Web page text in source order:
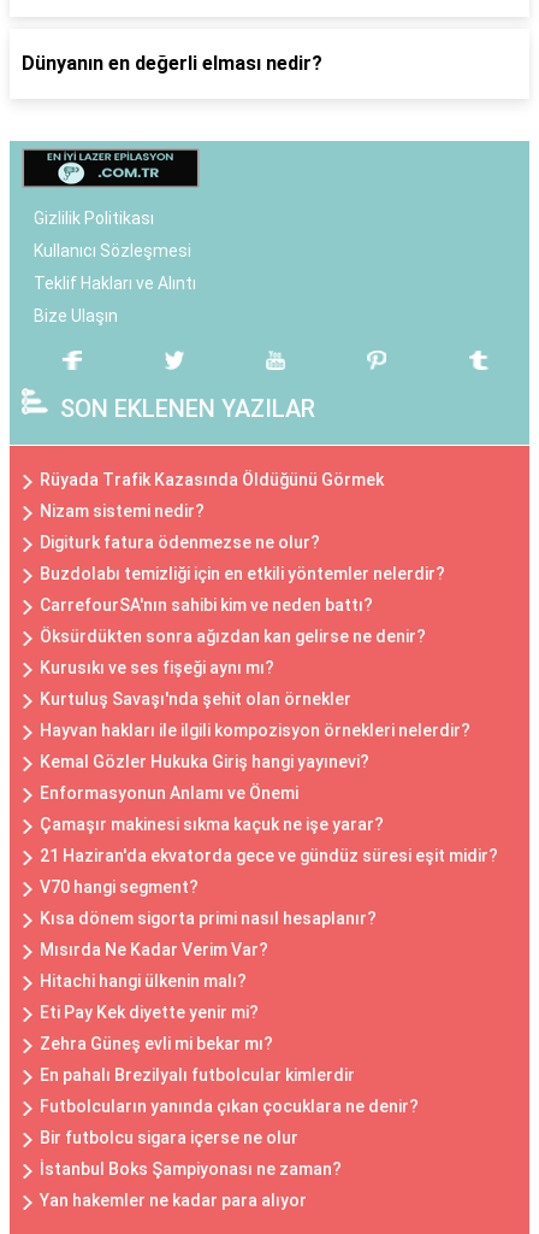
Dünyanın en değerli elması nedir?
Gizlilik Politikası
Kullanıcı Sözleşmesi
Teklif Hakları ve Alıntı
Bize Ulaşın
SON EKLENEN YAZILAR
Rüyada Trafik Kazasında Öldüğünü Görmek
Nizam sistemi nedir?
Digiturk fatura ödenmezse ne olur?
Buzdolabı temizliği için en etkili yöntemler nelerdir?
CarrefourSA'nın sahibi kim ve neden battı?
Öksürdükten sonra ağızdan kan gelirse ne denir?
Kurusıkı ve ses fişeği aynı mı?
Kurtuluş Savaşı'nda şehit olan örnekler
Hayvan hakları ile ilgili kompozisyon örnekleri nelerdir?
Kemal Gözler Hukuka Giriş hangi yayınevi?
Enformasyonun Anlamı ve Önemi
Çamaşır makinesi sıkma kaçuk ne işe yarar?
21 Haziran'da ekvatorda gece ve gündüz süresi eşit midir?
V70 hangi segment?
Kısa dönem sigorta primi nasıl hesaplanır?
Mısırda Ne Kadar Verim Var?
Hitachi hangi ülkenin malı?
Eti Pay Kek diyette yenir mi?
Zehra Güneş evli mi bekar mı?
En pahalı Brezilyalı futbolcular kimlerdir
Futbolcuların yanında çıkan çocuklara ne denir?
Bir futbolcu sigara içerse ne olur
İstanbul Boks Şampiyonası ne zaman?
Yan hakemler ne kadar para alıyor